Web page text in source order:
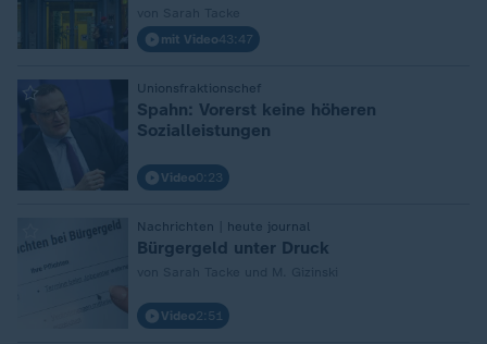
mit Video43:47
Unionsfraktionschef
Spahn: Vorerst keine höheren
Sozialleistungen
Video0:23
Nachrichten | heute journal
Bürgergeld unter Druck
Video2:51